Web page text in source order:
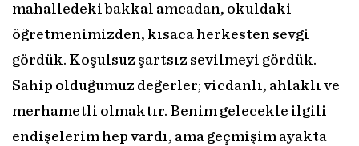
mahalledeki bakkal amcadan, okuldaki
öğretmenimizden, kısaca herkesten sevgi
gördük. Koşulsuz şartsız sevilmeyi gördük.
Sahip olduğumuz değerler; vicdanlı, ahlaklı ve
merhametli olmaktır. Benim gelecekle ilgili
endişelerim hep vardı, ama geçmişim ayakta